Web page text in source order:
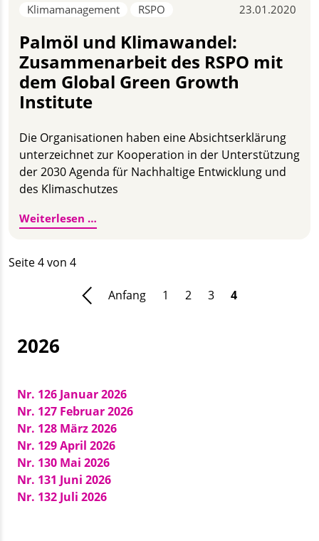
Klimamanagement RSPO 23.01.2020
Palmöl und Klimawandel:
Zusammenarbeit des RSPO mit
dem Global Green Growth
Institute
Die Organisationen haben eine Absichtserklärung
unterzeichnet zur Kooperation in der Unterstützung
der 2030 Agenda für Nachhaltige Entwicklung und
des Klimaschutzes
Weiterlesen …
Seite 4 von 4
Anfang 1 2 3 4
2026
Nr. 126 Januar 2026
Nr. 127 Februar 2026
Nr. 128 März 2026
Nr. 129 April 2026
Nr. 130 Mai 2026
Nr. 131 Juni 2026
Nr. 132 Juli 2026